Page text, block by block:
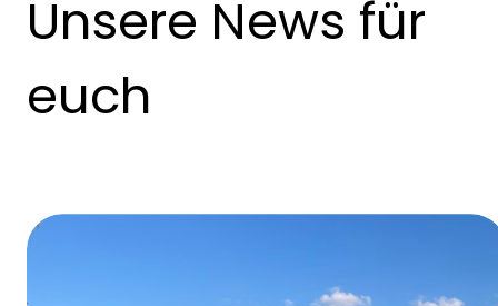
Unsere News für
euch